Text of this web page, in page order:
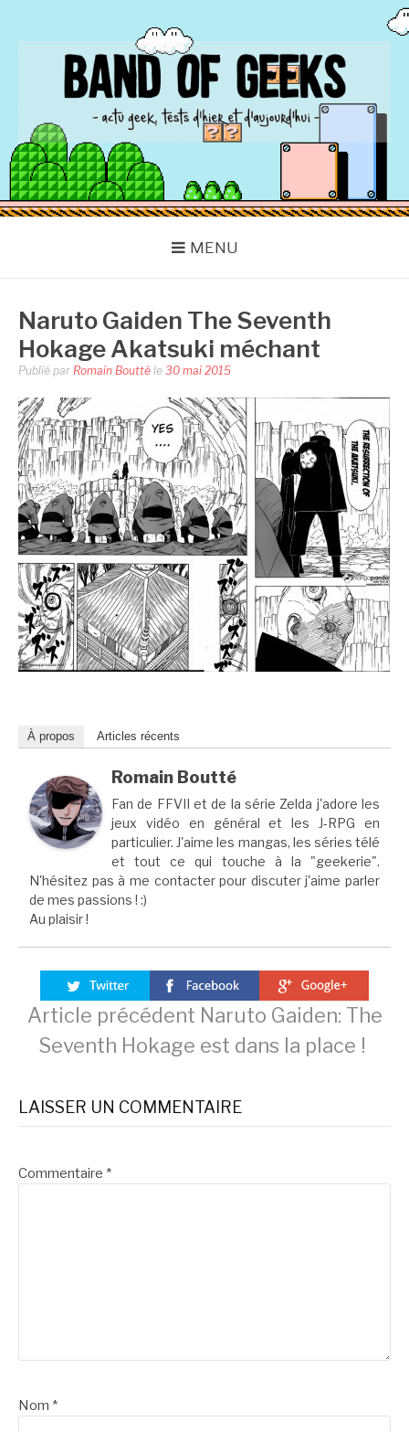
BAND OF GEEKS
Actu Geek d'hier et d'aujourd'hui
MENU
Naruto Gaiden The Seventh
Hokage Akatsuki méchant
Publié par Romain Boutté le 30 mai 2015
À propos Articles récents
Romain Boutté
Fan de FFVII et de la série Zelda j'adore les
jeux vidéo en général et les J-RPG en
particulier. J'aime les mangas, les séries télé
et tout ce qui touche à la "geekerie".
N'hésitez pas à me contacter pour discuter j'aime parler
de mes passions ! :)
Au plaisir !
Lire
la
suite
Article précédent Naruto Gaiden: The
Seventh Hokage est dans la place !
LAISSER UN COMMENTAIRE
Commentaire *
Nom *